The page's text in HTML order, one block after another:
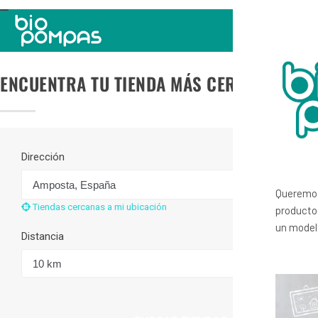
un
TOGGLE
NAVIGATION
ENCUENTRA TU TIENDA MÁS CERCANA
Dirección
Tiendas cercanas a mi ubicación
Distancia